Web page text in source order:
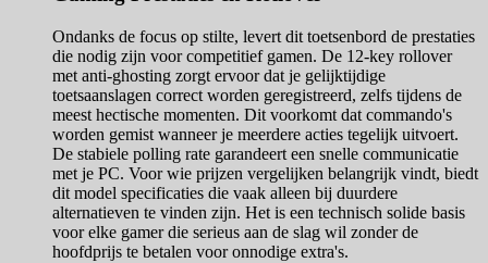
Ondanks de focus op stilte, levert dit toetsenbord de prestaties
die nodig zijn voor competitief gamen. De 12-key rollover
met anti-ghosting zorgt ervoor dat je gelijktijdige
toetsaanslagen correct worden geregistreerd, zelfs tijdens de
meest hectische momenten. Dit voorkomt dat commando's
worden gemist wanneer je meerdere acties tegelijk uitvoert.
De stabiele polling rate garandeert een snelle communicatie
met je PC. Voor wie prijzen vergelijken belangrijk vindt, biedt
dit model specificaties die vaak alleen bij duurdere
alternatieven te vinden zijn. Het is een technisch solide basis
voor elke gamer die serieus aan de slag wil zonder de
hoofdprijs te betalen voor onnodige extra's.